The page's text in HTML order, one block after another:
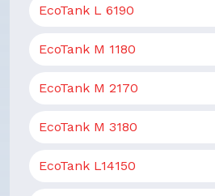
EcoTank L 6190
EcoTank M 1180
EcoTank M 2170
EcoTank M 3180
EcoTank L14150